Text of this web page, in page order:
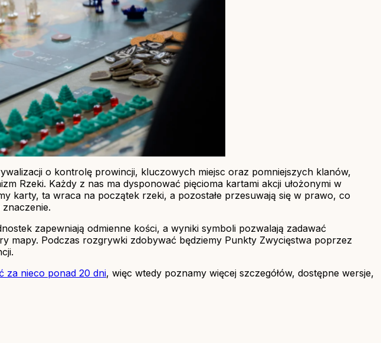
o kontrolę prowincji, kluczowych miejsc oraz pomniejszych klanów,
Rzeki. Każdy z nas ma dysponować pięcioma kartami akcji ułożonymi w
karty, ta wraca na początek rzeki, a pozostałe przesuwają się w prawo, co
zapewniają odmienne kości, a wyniki symboli pozwalają zadawać
mapy. Podczas rozgrywki zdobywać będziemy Punkty Zwycięstwa poprzez
za nieco ponad 20 dni, więc wtedy poznamy więcej szczegółów, dostępne wersje,